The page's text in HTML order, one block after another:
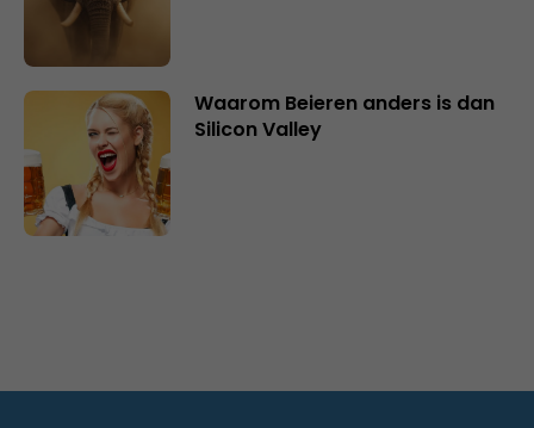
Waarom Beieren anders is dan
Silicon Valley